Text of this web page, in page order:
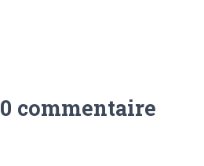
0 commentaire